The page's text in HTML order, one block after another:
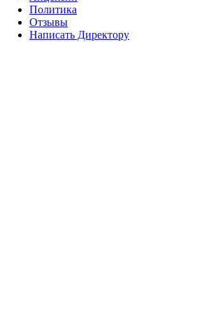
Политика
Отзывы
Написать Директору